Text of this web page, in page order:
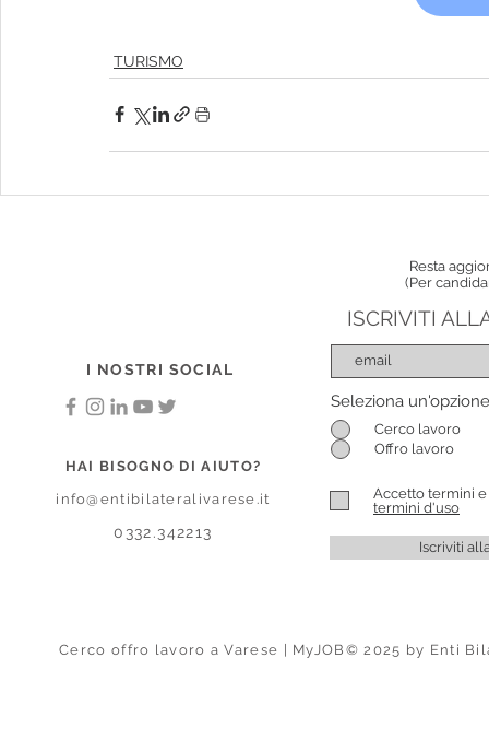
TURISMO
Resta
(Per
ISCRIVITI
I NOSTRI SOCIAL
HAI BISOGNO DI AIUTO?
info@entibilateralivarese.it
0332.342213
Seleziona un'opzione
Cerco lavoro
Offro lavoro
Accetto termini
termini d'uso
Iscriviti
Cerco offro lavoro a Varese | MyJOB© 2025 by Enti